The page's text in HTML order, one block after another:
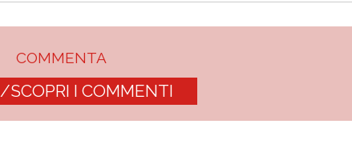
COMMENTA
SCOPRI I COMMENTI